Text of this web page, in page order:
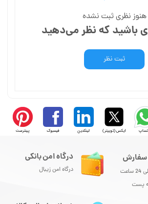
هنوز نظری ثبت نشده
باشید که نظر می‌دهید
ثبت نظر
ایکس (توییتر) لینکدین فیسبوک پینترست
سفارش
ارسال سفارش طی 24 ساعت
پست
درگاه امن بانکی
درگاه امن زیبال